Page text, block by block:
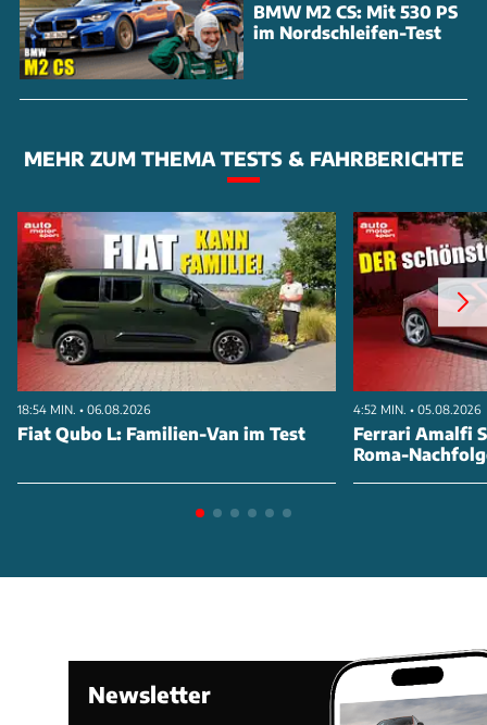
BMW M2 CS: Mit 530 PS
im Nordschleifen-Test
MEHR ZUM THEMA TESTS & FAHRBERICHTE
18:54 MIN. • 06.08.2026
Fiat Qubo L: Familien-Van im Test
4:52 MIN. • 05.08.2026
Ferrari Amalfi
Roma-
Newsletter